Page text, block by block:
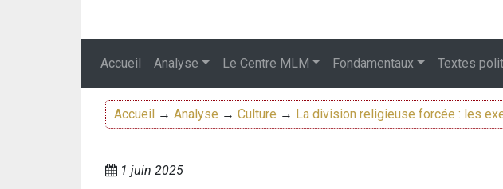
Accueil Analyse Le Centre MLM Fondamentaux Textes
Accueil → Analyse → Culture → La division religieuse forcée : les
1 juin 2025